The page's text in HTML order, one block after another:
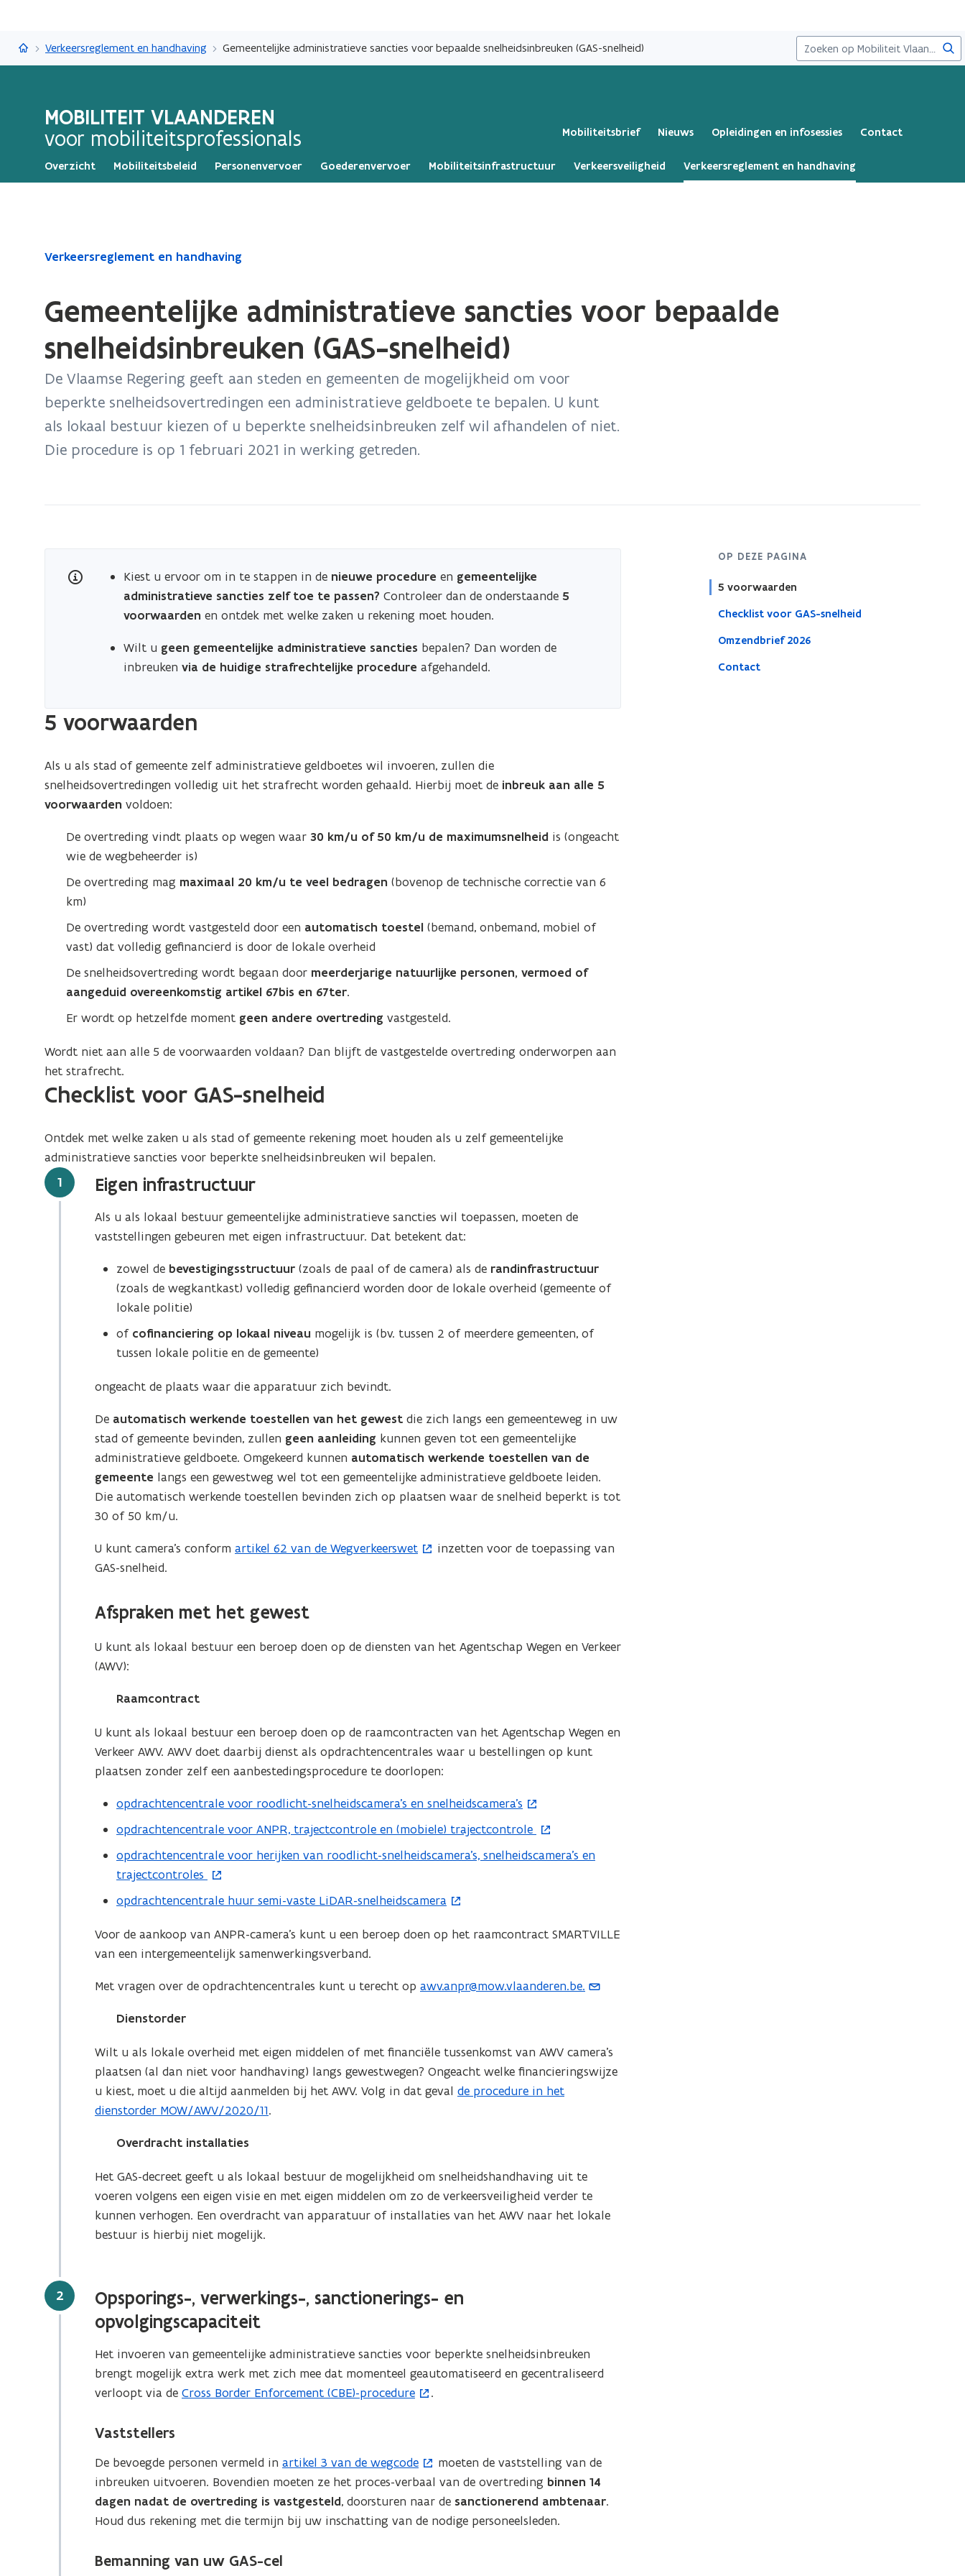
en
naar
Mobiliteit Vlaanderen
Verkeersreglement en handhaving Gemeentelijke administratieve sancties voor bepaalde snelheidsinbreuken (GAS-snelheid)
MOBILITEIT VLAANDEREN
voor mobiliteitsprofessionals Mobiliteitsbrief Nieuws Opleidingen en infosessies Contact
Overzicht Mobiliteitsbeleid Personenvervoer Goederenvervoer Mobiliteitsinfrastructuur Verkeersveiligheid Verkeersreglement en handhaving
Gedaan
administratieve
sancties
voor
Verkeersreglement en handhaving
Gemeentelijke administratieve sancties voor bepaalde
snelheidsinbreuken (GAS-snelheid)
De Vlaamse Regering geeft aan steden en gemeenten de mogelijkheid om voor
beperkte snelheidsovertredingen een administratieve geldboete te bepalen. U kunt
als lokaal bestuur kiezen of u beperkte snelheidsinbreuken zelf wil afhandelen of niet.
Die procedure is op 1 februari 2021 in werking getreden.
OP DEZE PAGINA
5 voorwaarden
Checklist voor GAS-snelheid
Omzendbrief 2026
Contact
Kiest u ervoor om in te stappen in de nieuwe procedureen gemeentelijke
administratieve sancties zelf toe te passen? Controleer dan de onderstaande 5
voorwaarden en ontdek met welke zaken u rekening moet houden.
Wilt u geen gemeentelijke administratieve sancties bepalen? Dan worden de
inbreukenvia de huidige strafrechtelijke procedure afgehandeld.
5 voorwaarden
Als u als stad of gemeente zelf administratieve geldboetes wil invoeren, zullen die
snelheidsovertredingen volledig uit het strafrecht worden gehaald. Hierbij moet de inbreuk aan alle 5
voorwaarden voldoen:
De overtreding vindt plaats op wegen waar 30 km/u of 50 km/u de maximumsnelheid is (ongeacht
wie de wegbeheerder is)
De overtreding mag maximaal 20 km/u te veel bedragen(bovenop de technische correctie van 6
km)
De overtreding wordt vastgesteld door een automatisch toestel (bemand, onbemand, mobiel of
vast) dat volledig gefinancierd is door de lokale overheid
De snelheidsovertreding wordt begaan door meerderjarige natuurlijke personen, vermoed of
aangeduid overeenkomstig artikel 67bis en 67ter.
Er wordt op hetzelfde moment geen andere overtreding vastgesteld.
Wordt niet aan alle 5 de voorwaarden voldaan? Dan blijft de vastgestelde overtreding onderworpen aan
het strafrecht.
Checklist voor GAS-snelheid
Ontdek met welke zaken u als stad of gemeente rekening moet houden als u zelf gemeentelijke
administratieve sancties voor beperkte snelheidsinbreuken wil bepalen.
Stap
1 Eigen infrastructuur
Als u als lokaal bestuur gemeentelijke administratieve sancties wil toepassen, moeten de
vaststellingen gebeuren met eigen infrastructuur. Dat betekent dat:
zowel de bevestigingsstructuur (zoals de paal of de camera) als de randinfrastructuur
(zoals de wegkantkast) volledig gefinancierd worden door de lokale overheid (gemeente of
lokale politie)
of cofinanciering op lokaal niveau mogelijk is (bv. tussen 2 of meerdere gemeenten, of
tussen lokale politie en de gemeente)
ongeacht de plaats waar die apparatuur zich bevindt.
De automatisch werkende toestellen van het gewest die zich langs een gemeenteweg in uw
stad of gemeente bevinden, zullen geen aanleiding kunnen geven tot een gemeentelijke
administratieve geldboete. Omgekeerd kunnen automatisch werkende toestellen van de
gemeente langs een gewestweg wel tot een gemeentelijke administratieve geldboete leiden.
Die automatisch werkende toestellen bevinden zich op plaatsen waar de snelheid beperkt is tot
30 of 50 km/u.
U kunt camera’s conformartikel 62 van de Wegverkeerswet
(
e
t
v
n
s
e
)
inzetten voor de toepassing van
GAS-snelheid.
Afspraken met het gewest
U kunt als lokaal bestuur een beroep doen op de diensten van het Agentschap Wegen en Verkeer
(AWV):
Raamcontract
U kunt als lokaal bestuur een beroep doen op de raamcontracten van het Agentschap Wegen en
Verkeer AWV. AWV doet daarbij dienst als opdrachtencentrales waar u bestellingen op kunt
plaatsen zonder zelf een aanbestedingsprocedure te doorlopen:
opdrachtencentrale voor roodlicht-snelheidscamera’s en snelheidscamera’s
(
o
e
n
t
n
n
u
v
e
n
s
r
)
opdrachtencentrale voor ANPR, trajectcontrole en (mobiele) trajectcontrole
(
o
p
n
n
e
n
s
e
r
)
opdrachtencentrale voor herijken van roodlicht-snelheidscamera’s, snelheidscamera’s en
trajectcontroles
(
o
p
n
t
n
n
e
u
w
v
n
t
e
r
)
opdrachtencentrale huur semi-vaste LiDAR-snelheidscamera
(
p
e
i
n
i
e
u
e
n
s
t
Voor de aankoop van ANPR-camera’s kunt u een beroep doen op het raamcontract SMARTVILLE
van een intergemeentelijk samenwerkingsverband.
Met vragen over de opdrachtencentrales kunt u terecht opawv.anpr@mow.vlaanderen.be.
(
e
n
e
-
m
a
l
i
c
e
)
Dienstorder
Wilt u als lokale overheid met eigen middelen of met financiële tussenkomst van AWV camera’s
plaatsen (al dan niet voor handhaving) langs gewestwegen? Ongeacht welke financieringswijze
u kiest, moet u die altijd aanmelden bij het AWV. Volg in dat gevalde procedure in het
dienstorder MOW/AWV/2020/11.
Overdracht installaties
Het GAS-decreet geeft u als lokaal bestuur de mogelijkheid om snelheidshandhaving uit te
voeren volgens een eigen visie en met eigen middelen om zo de verkeersveiligheid verder te
kunnen verhogen. Een overdracht van apparatuur of installaties van het AWV naar het lokale
bestuur is hierbij niet mogelijk.
Stap
2
Opsporings-, verwerkings-, sanctionerings- en
opvolgingscapaciteit
Het invoeren van gemeentelijke administratieve sancties voor beperkte snelheidsinbreuken
brengt mogelijk extra werk met zich mee dat momenteel geautomatiseerd en gecentraliseerd
verloopt via deCross Border Enforcement (CBE)-procedure
(
n
t
i
n
i
.
Vaststellers
De bevoegde personen vermeld inartikel 3 van de wegcode
(
o
p
e
t
moeten de vaststelling van de
inbreuken uitvoeren. Bovendien moeten ze het proces-verbaal van de overtreding binnen 14
dagen nadat de overtreding is vastgesteld, doorsturen naar de sanctionerend ambtenaar.
Houd dus rekening met die termijn bij uw inschatting van de nodige personeelsleden.
Bemanning van uw GAS-cel